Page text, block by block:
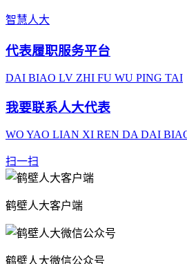
智慧人大
代表履职服务平台
DAI BIAO LV ZHI FU WU PING TAI
我要联系人大代表
WO YAO LIAN XI REN DA DAI
扫一扫
鹤壁人大客户端
鹤壁人大微信公众号